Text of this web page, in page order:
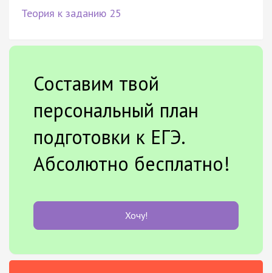
Теория к заданию 25
Составим твой
персональный план
подготовки к ЕГЭ.
Абсолютно бесплатно!
Хочу!